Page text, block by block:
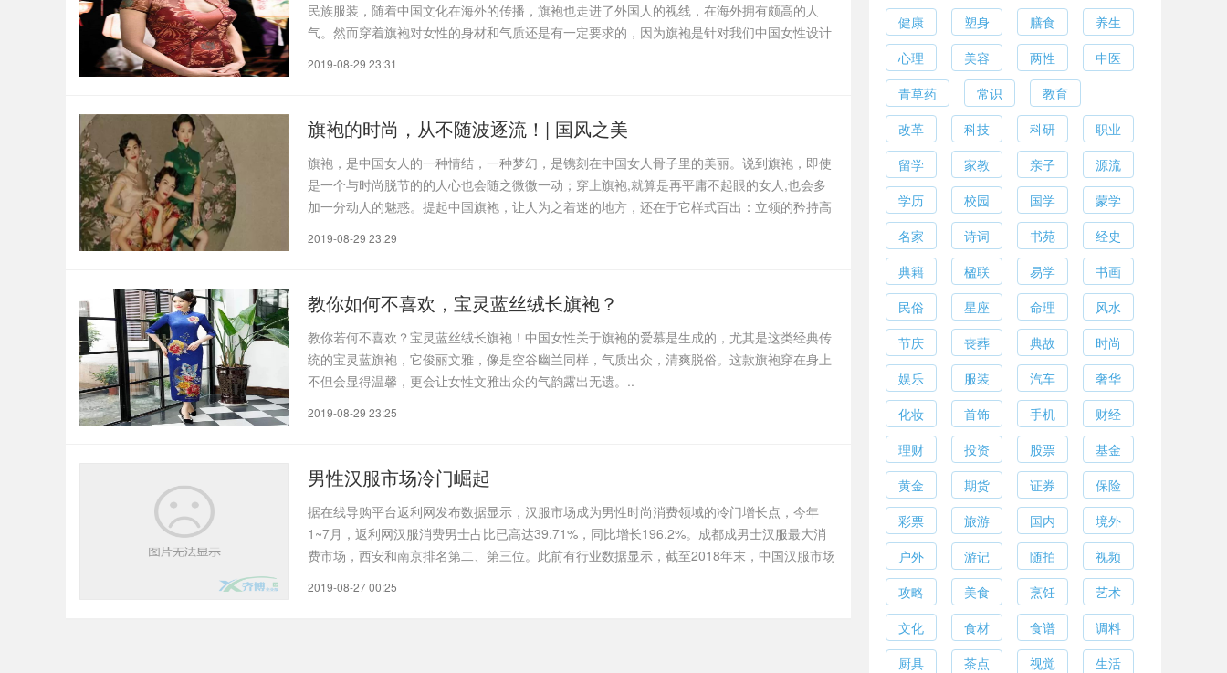
民族服装，随着中国文化在海外的传播，旗袍也走进了外国人的视线，在海外拥有颇高的人
气。然而穿着旗袍对女性的身材和气质还是有一定要求的，因为旗袍是针对我们中国女性设计
2019-08-29 23:31
旗袍的时尚，从不随波逐流！| 国风之美
旗袍，是中国女人的一种情结，一种梦幻，是镌刻在中国女人骨子里的美丽。说到旗袍，即使
是一个与时尚脱节的的人心也会随之微微一动；穿上旗袍,就算是再平庸不起眼的女人,也会多
加一分动人的魅惑。提起中国旗袍，让人为之着迷的地方，还在于它样式百出：立领的矜持高
2019-08-29 23:29
教你如何不喜欢，宝灵蓝丝绒长旗袍？
教你若何不喜欢？宝灵蓝丝绒长旗袍！中国女性关于旗袍的爱慕是生成的，尤其是这类经典传
统的宝灵蓝旗袍，它俊丽文雅，像是空谷幽兰同样，气质出众，清爽脱俗。这款旗袍穿在身上
不但会显得温馨，更会让女性文雅出众的气韵露出无遗。..
2019-08-29 23:25
男性汉服市场冷门崛起
据在线导购平台返利网发布数据显示，汉服市场成为男性时尚消费领域的冷门增长点，今年
1~7月，返利网汉服消费男士占比已高达39.71%，同比增长196.2%。成都成男士汉服最大消
费市场，西安和南京排名第二、第三位。此前有行业数据显示，截至2018年末，中国汉服市场
2019-08-27 00:25
健康
塑身 膳食
养生
心理
美容 两性
中医
青草药
常识
教育
改革
科技 科研
职业
留学
家教 亲子
源流
学历
校园 国学
蒙学
名家
诗词 书苑
经史
典籍
楹联 易学
书画
民俗
星座 命理
风水
节庆
丧葬 典故
时尚
娱乐
服装 汽车
奢华
化妆
首饰 手机
财经
理财
投资 股票
基金
黄金
期货 证券
保险
彩票
旅游 国内
境外
户外
游记 随拍
视频
攻略
美食 烹饪
艺术
文化
食材 食谱
调料
厨具
茶点 视觉
生活